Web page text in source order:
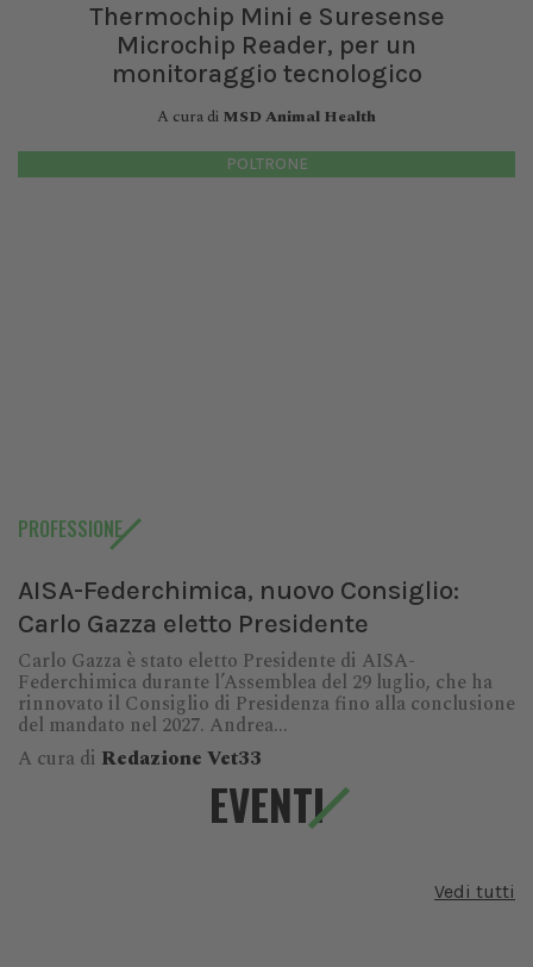
Thermochip Mini e Suresense
Microchip Reader, per un
monitoraggio tecnologico
A cura di MSD Animal Health
POLTRONE
PROFESSIONE
AISA-Federchimica, nuovo Consiglio:
Carlo Gazza eletto Presidente
Carlo Gazza è stato eletto Presidente di AISA-
Federchimica durante l’Assemblea del 29 luglio, che ha
rinnovato il Consiglio di Presidenza fino alla conclusione
del mandato nel 2027. Andrea...
A cura di Redazione Vet33
EVENTI
Vedi tutti